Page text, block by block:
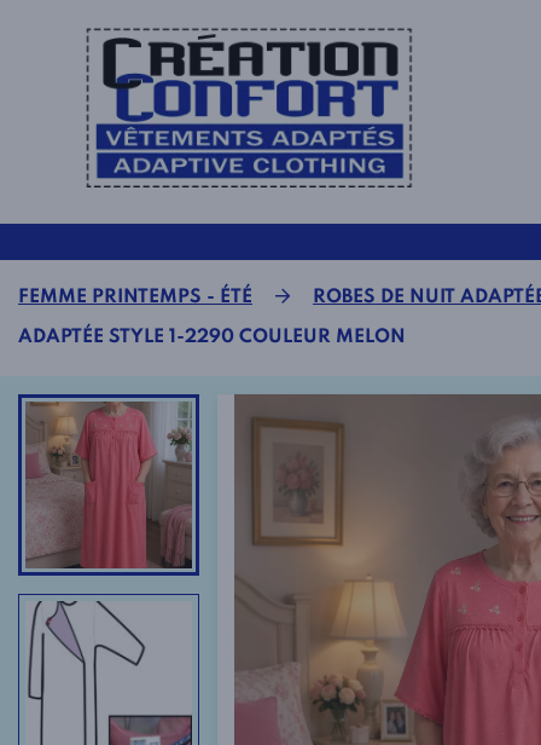
FEMME PRINTEMPS - ÉTÉ ROBES DE NUIT
ADAPTÉE STYLE 1-2290 COULEUR MELON